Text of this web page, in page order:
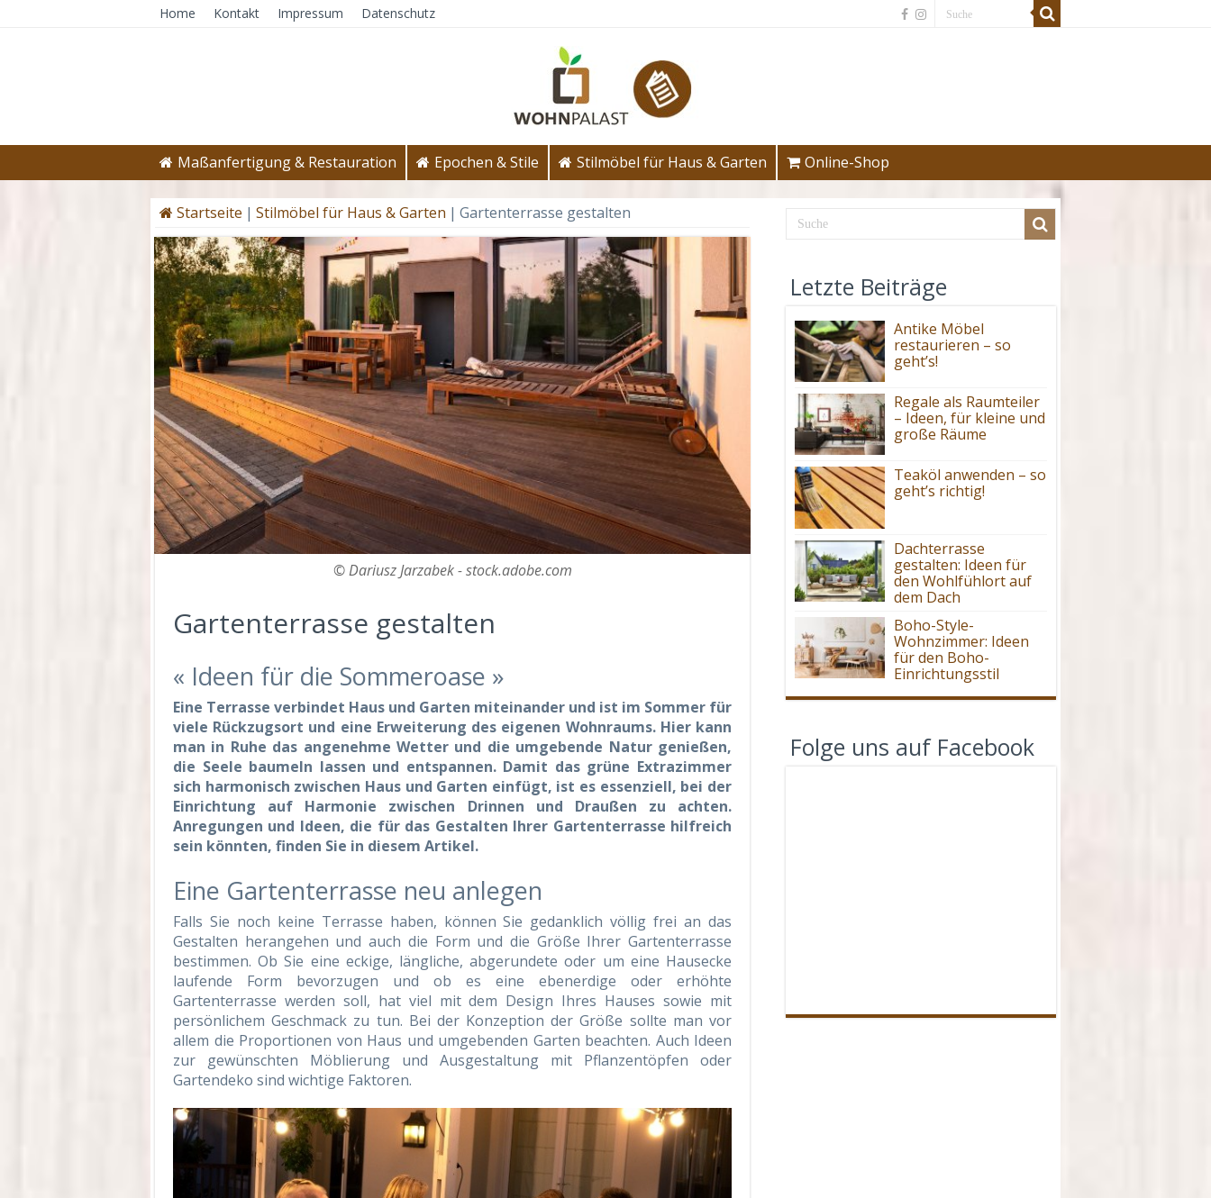
Home Kontakt Impressum Datenschutz
Maßanfertigung & Restauration Epochen & Stile Stilmöbel für Haus & Garten Online-Shop
Startseite | Stilmöbel für Haus & Garten | Gartenterrasse gestalten
© Dariusz Jarzabek - stock.adobe.com
Gartenterrasse gestalten
« Ideen für die Sommeroase »
Eine Terrasse verbindet Haus und Garten miteinander und ist im Sommer für
viele Rückzugsort und eine Erweiterung des eigenen Wohnraums. Hier kann
man in Ruhe das angenehme Wetter und die umgebende Natur genießen,
die Seele baumeln lassen und entspannen. Damit das grüne Extrazimmer
sich harmonisch zwischen Haus und Garten einfügt, ist es essenziell, bei der
Einrichtung auf Harmonie zwischen Drinnen und Draußen zu achten.
Anregungen und Ideen, die für das Gestalten Ihrer Gartenterrasse hilfreich
sein könnten, finden Sie in diesem Artikel.
Eine Gartenterrasse neu anlegen
Falls Sie noch keine Terrasse haben, können Sie gedanklich völlig frei an das
Gestalten herangehen und auch die Form und die Größe Ihrer Gartenterrasse
bestimmen. Ob Sie eine eckige, längliche, abgerundete oder um eine Hausecke
laufende Form bevorzugen und ob es eine ebenerdige oder erhöhte
Gartenterrasse werden soll, hat viel mit dem Design Ihres Hauses sowie mit
persönlichem Geschmack zu tun. Bei der Konzeption der Größe sollte man vor
allem die Proportionen von Haus und umgebenden Garten beachten. Auch Ideen
zur gewünschten Möblierung und Ausgestaltung mit Pflanzentöpfen oder
Gartendeko sind wichtige Faktoren.
Letzte Beiträge
Antike Möbel
restaurieren – so
geht’s!
Regale als Raumteiler
– Ideen, für kleine und
große Räume
Teaköl anwenden – so
geht’s richtig!
Dachterrasse
gestalten: Ideen für
den Wohlfühlort auf
dem Dach
Boho-Style-
Wohnzimmer: Ideen
für den Boho-
Einrichtungsstil
Folge uns auf Facebook